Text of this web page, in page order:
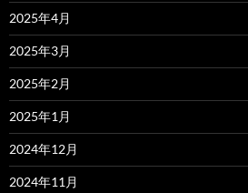
2025年4月
2025年3月
2025年2月
2025年1月
2024年12月
2024年11月